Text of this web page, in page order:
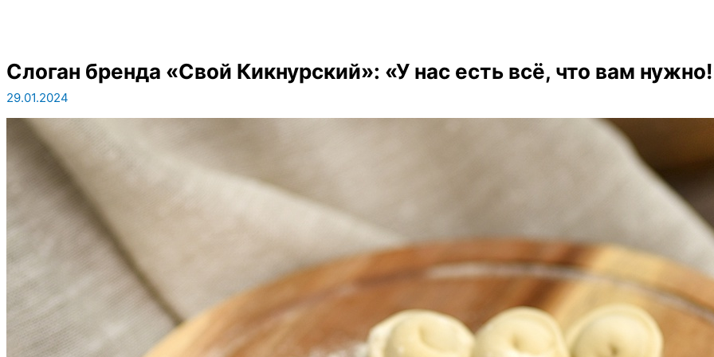
Слоган бренда «Свой Кикнурский»: «У нас есть всё, что вам
29.01.2024